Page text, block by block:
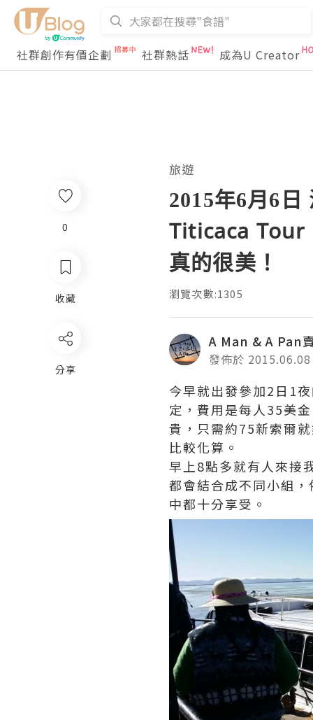
社群創作有價企劃 社群熱話 成為U Creator
0
收藏
分享
旅遊
2015年6月6
Titicaca Tour
真的很美！
瀏覽次數:1305
A Man & A Pan
發佈於 2015.06.08
今早就出發參加2日1
定，費用是每人35美
貴，只需約75新索爾
比較化算。
早上8點多就有人來接
都會結合成不同小組
中都十分享受。